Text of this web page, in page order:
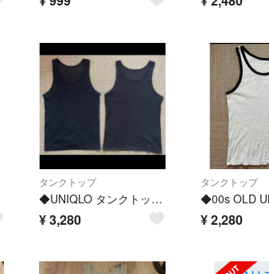
タンクトップ
◆UNIQLO タンクトップ インナー リブ シンプル カジュアル メンズまとめ
¥3,280
タンクトップ
¥2,280